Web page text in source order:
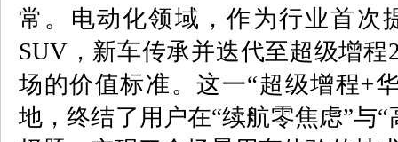
常。电动化领域，作为行业首次
SUV ，新车传承并迭代至超级增程
场的价值标准。这一“超级增程+
地，终结了用户在“续航零焦虑”与